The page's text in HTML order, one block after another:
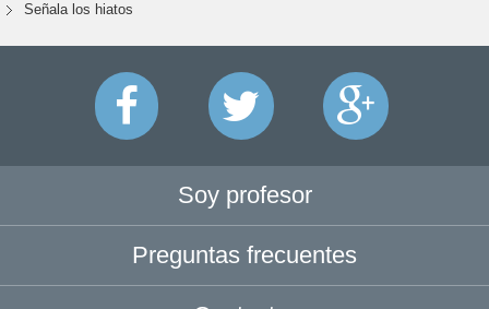
Señala los hiatos
Soy profesor
Preguntas frecuentes